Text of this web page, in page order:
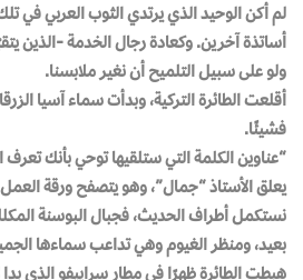
لم أكن الوحيد الذي يرتدي الثوب العربي في
أساتذة آخرين. وكعادة رجال الخدمة -الذين
ولو على سبيل التلميح أن نغير ملابسنا.
أقلعت الطائرة التركية، وبدأت سماء آسيا
فشيئًا.
“عناوين الكلمة التي ستلقيها توحي بأنك
يعلق الأستاذ “جمال”، وهو يتصفح ورقة
نستكمل أطراف الحديث، فجبال البوسنة
بعيد، ومنظر الغيوم وهي تداعب سماءها
هبطت الطائرة ظهرًا في مطار سراييفو الذي